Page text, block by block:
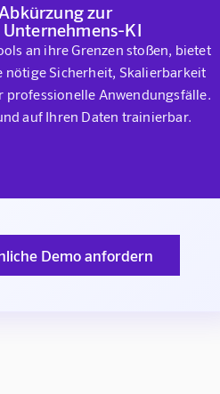
zur
Unternehmens-KI
an ihre Grenzen stoßen, bietet
nötige Sicherheit, Skalierbarkeit
professionelle Anwendungsfälle.
auf Ihren Daten trainierbar.
Demo anfordern